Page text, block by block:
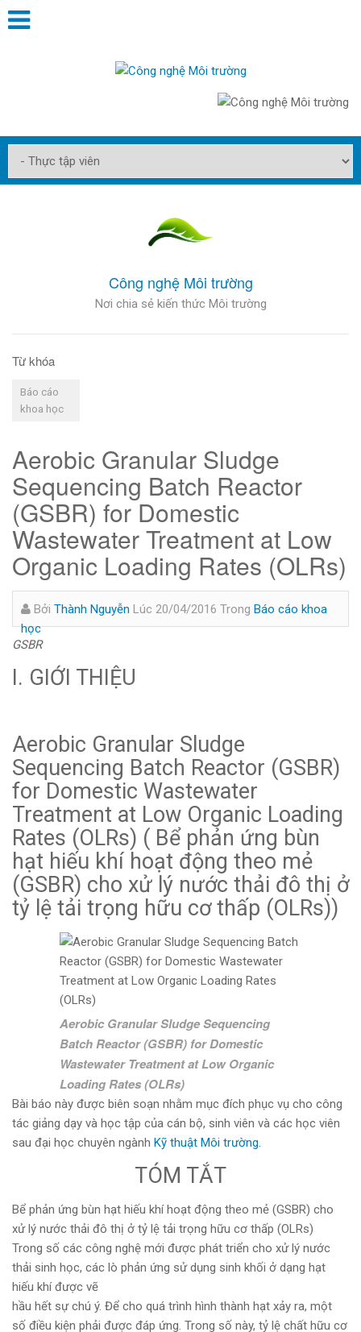
Công nghệ Môi trường
Nơi chia sẻ kiến thức Môi trường
Từ khóa
Báo cáo
khoa học
Aerobic Granular Sludge
Sequencing Batch Reactor
(GSBR) for Domestic
Wastewater Treatment at Low
Organic Loading Rates (OLRs)
Bởi Thành Nguyễn Lúc 20/04/2016 Trong Báo cáo khoa
học
GSBR
I. GIỚI THIỆU
Aerobic Granular Sludge
Sequencing Batch Reactor (GSBR)
for Domestic Wastewater
Treatment at Low Organic Loading
Rates (OLRs) ( Bể phản ứng bùn
hạt hiếu khí hoạt động theo mẻ
(GSBR) cho xử lý nước thải đô thị ở
tỷ lệ tải trọng hữu cơ thấp (OLRs))
Aerobic Granular Sludge Sequencing
Batch Reactor (GSBR) for Domestic
Wastewater Treatment at Low Organic
Loading Rates (OLRs)
Bài báo này được biên soạn nhằm mục đích phục vụ cho công
tác giảng dạy và học tập của cán bộ, sinh viên và các học viên
sau đại học chuyên ngành Kỹ thuật Môi trường.
TÓM TẮT
Bể phản ứng bùn hạt hiếu khí hoạt động theo mẻ (GSBR) cho
xử lý nước thải đô thị ở tỷ lệ tải trọng hữu cơ thấp (OLRs)
Trong số các công nghệ mới được phát triển cho xử lý nước
thải sinh học, các lò phản ứng sử dụng sinh khối ở dạng hạt
hiếu khí được vẽ
hầu hết sự chú ý. Để cho quá trình hình thành hạt xảy ra, một
số điều kiện phải được đáp ứng. Trong số này, tỷ lệ chất hữu cơ